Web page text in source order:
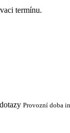
termínu.
Provozní doba